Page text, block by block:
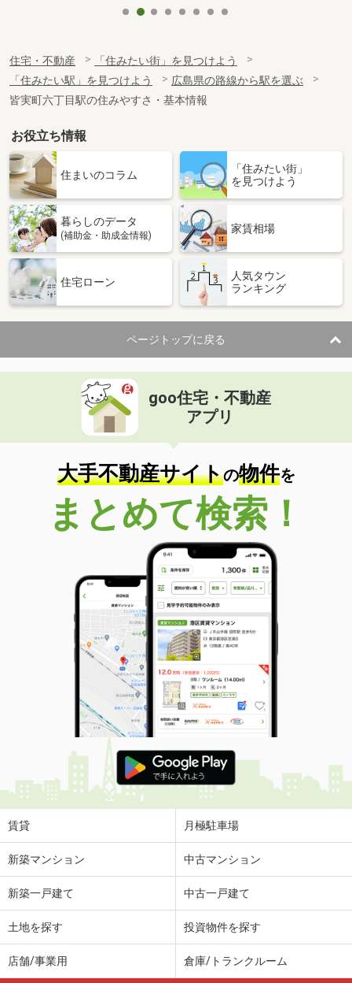
住宅・不動産
「住みたい街」を見つけよう
「住みたい駅」を見つけよう
広島県の路線から駅を選ぶ
皆実町六丁目駅の住みやすさ・基本情報
お役立ち情報
住まいのコラム
「住みたい街」
を見つけよう
暮らしのデータ
(補助金・助成金情報)
家賃相場
住宅ローン
人気タウン
ランキング
ページトップに戻る
goo住宅・不動産
アプリ
大手不動産サイトの物件を
まとめて検索！
賃貸 月極駐車場
新築マンション 中古マンション
新築一戸建て 中古一戸建て
土地を探す 投資物件を探す
店舗/事業用 倉庫/トランクルーム